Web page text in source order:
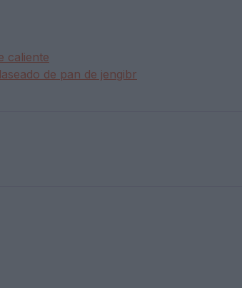
caliente
de pan de jengibr